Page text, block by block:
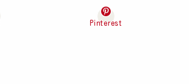
Pinterest